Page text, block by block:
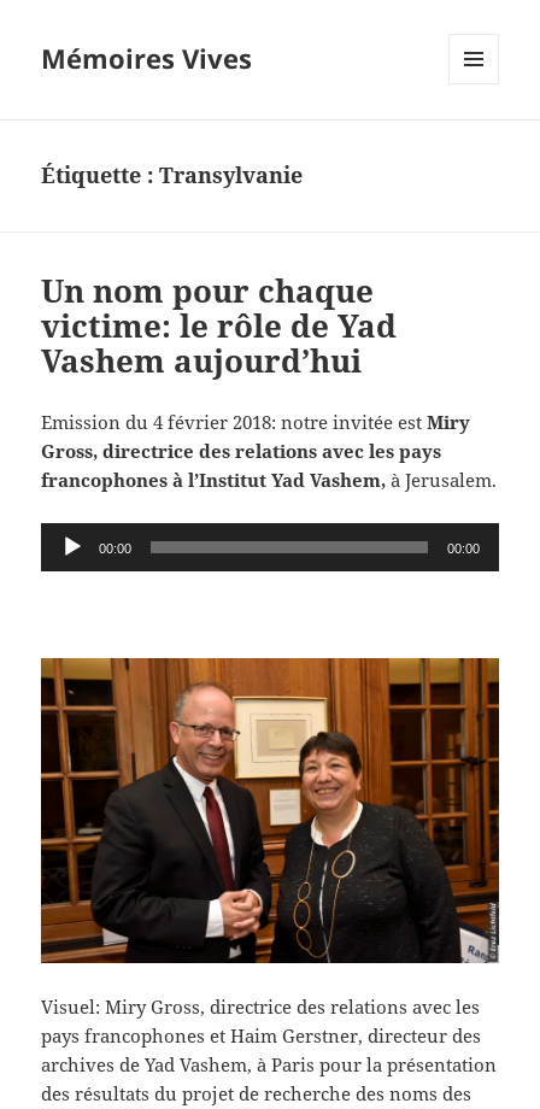
Mémoires Vives
Étiquette :Transylvanie
Un nom pour chaque
victime: le rôle de Yad
Vashem aujourd’hui
Emission du 4 février 2018: notre invitée estMiry
Gross, directrice des relations avec les pays
francophones à l’Institut Yad Vashem, à Jerusalem.
Lecteur
audio
00:00 00:00
Visuel: Miry Gross, directrice des relations avec les
pays francophones et Haim Gerstner, directeur des
archives de Yad Vashem, à Paris pour la présentation
des résultats du projet de recherche des noms des